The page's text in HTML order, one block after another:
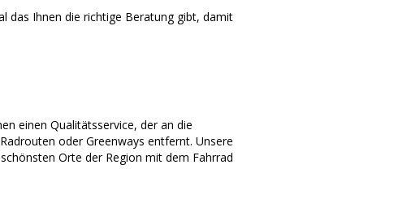
das Ihnen die richtige Beratung gibt, damit
einen Qualitätsservice, der an die
oder Greenways entfernt. Unsere
Orte der Region mit dem Fahrrad